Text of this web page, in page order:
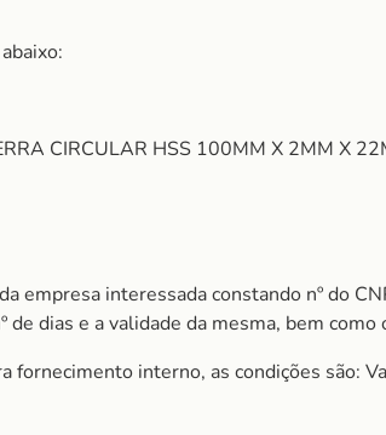
CIRCULAR HSS 100MM X 2MM X
empresa interessada constando nº do
de dias e a validade da mesma, bem
fornecimento interno, as condições são: